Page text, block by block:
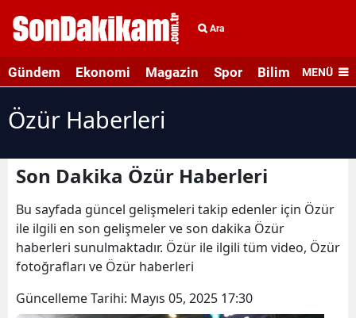
Ara
Gündem Ekonomi Magazin Spor Bilim veMENÜ
Özür Haberleri
Son Dakika Özür Haberleri
Bu sayfada güncel gelişmeleri takip edenler için Özür
ile ilgili en son gelişmeler ve son dakika Özür
haberleri sunulmaktadır. Özür ile ilgili tüm video, Özür
fotoğrafları ve Özür haberleri
Güncelleme Tarihi: Mayıs 05, 2025 17:30